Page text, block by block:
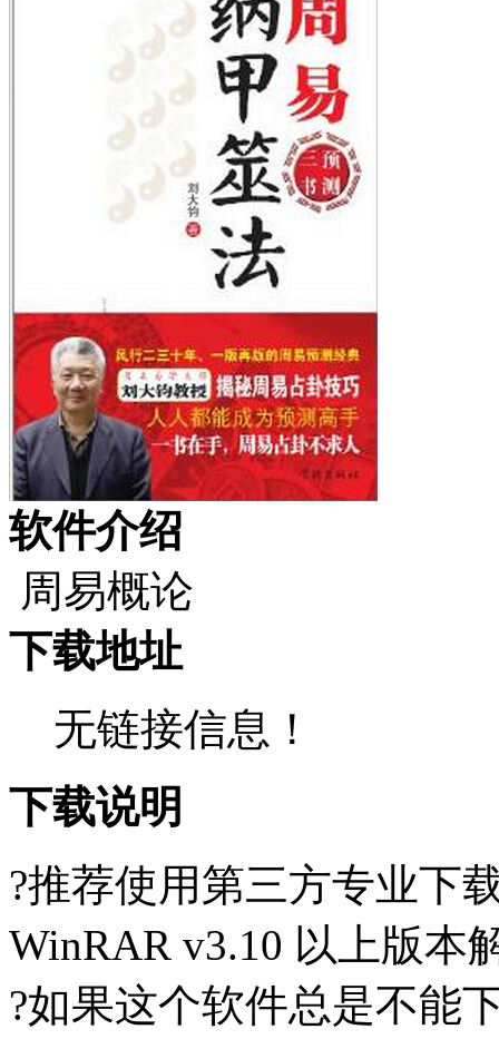
软件介绍
周易概论
下载地址
无链接信息！
下载说明
?推荐使用第三方专业下
WinRAR v3.10 以上版本
?如果这个软件总是不能